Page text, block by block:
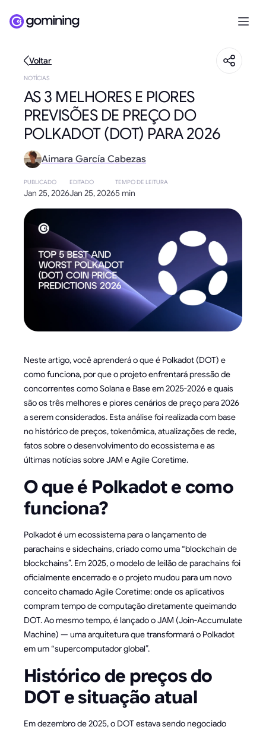
Voltar
NOTÍCIAS
AS 3 MELHORES E PIORES
PREVISÕES DE PREÇO DO
POLKADOT (DOT) PARA 2026
Aimara García Cabezas
PUBLICADO
Jan 25, 2026
EDITADO
Jan 25, 2026
TEMPO DE LEITURA
5 min
Neste artigo, você aprenderá o que é Polkadot (DOT) e
como funciona, por que o projeto enfrentará pressão de
concorrentes como Solana e Base em 2025-2026 e quais
são os três melhores e piores cenários de preço para 2026
a serem considerados. Esta análise foi realizada com base
no histórico de preços, tokenômica, atualizações de rede,
fatos sobre o desenvolvimento do ecossistema e as
últimas notícias sobre JAM e Agile Coretime.
O que é Polkadot e como
funciona?
Polkadot é um ecossistema para o lançamento de
parachains e sidechains, criado como uma “blockchain de
blockchains”. Em 2025, o modelo de leilão de parachains foi
oficialmente encerrado e o projeto mudou para um novo
conceito chamado Agile Coretime: onde os aplicativos
compram tempo de computação diretamente queimando
DOT. Ao mesmo tempo, é lançado o JAM (Join-Accumulate
Machine) — uma arquitetura que transformará o Polkadot
em um “supercomputador global”.
Histórico de preços do
DOT e situação atual
Em dezembro de 2025, o DOT estava sendo negociado